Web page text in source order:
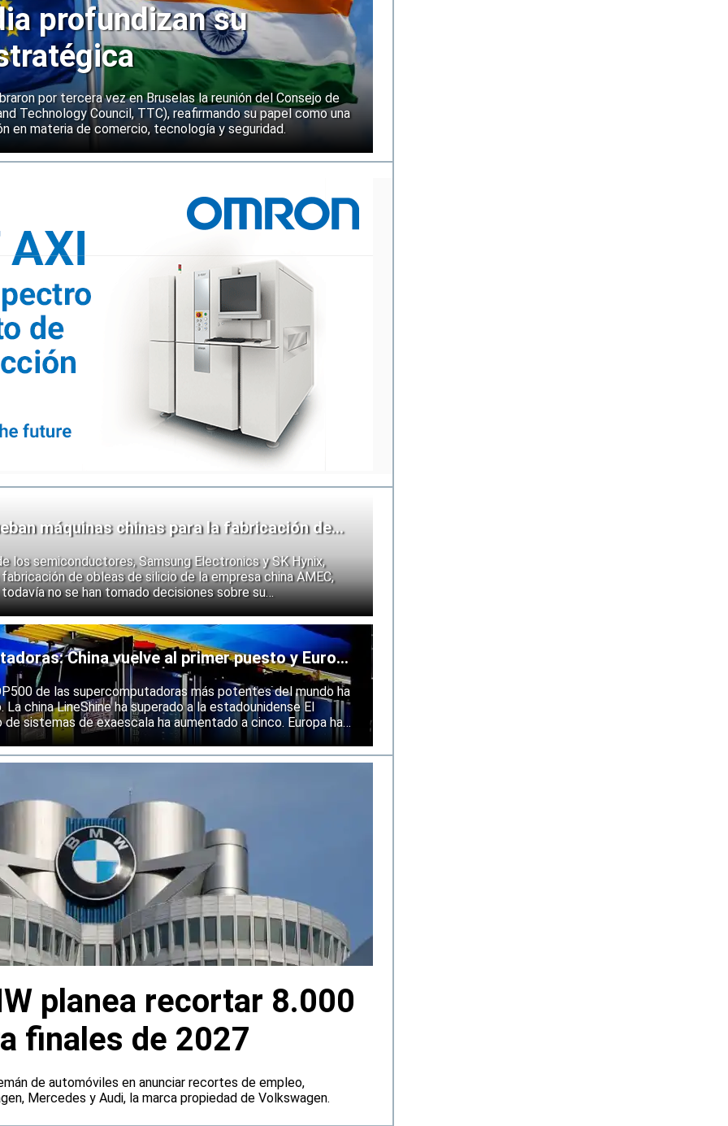
profundizan su
por tercera vez en Bruselas la reunión del Consejo de
Technology Council, TTC), reafirmando su papel como una
en materia de comercio, tecnología y seguridad.
máquinas chinas para la fabricación de
los semiconductores, Samsung Electronics y SK Hynix,
de obleas de silicio de la empresa china AMEC,
no se han tomado decisiones sobre su
los fabricantes coreanos muestran que se están preparando
de las restricciones estadounidenses a la
China vuelve al primer puesto y Europa
de las supercomputadoras más potentes del mundo ha
china LineShine ha superado a la estadounidense El
sistemas de exaescala ha aumentado a cinco. Europa ha
regiones mundiales en computación de alto
planea recortar 8.000
finales de 2027
de automóviles en anunciar recortes de empleo,
Mercedes y Audi, la marca propiedad de Volkswagen.